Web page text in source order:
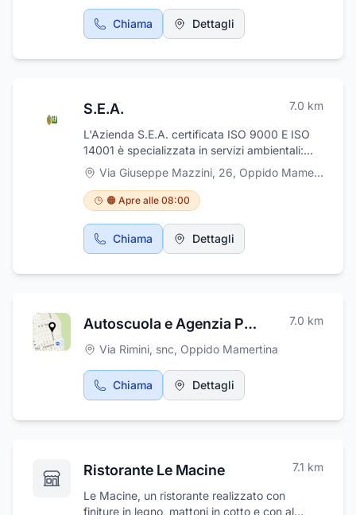
Chiama Dettagli
S.E.A. 7.0 km
L'Azienda S.E.A. certificata ISO 9000 E ISO
14001 è specializzata in servizi ambientali:
fornisce servizi di raccolta e trasporto di rifiuti
speciali e RSU; fornisce il noleggio di
autocompattatori, spazzatrici e
lavacassonetti; si occupa dello spazzamento
manuale e meccanico aree pubbliche e
private e del lavaggio cassonetti.
Via Giuseppe Mazzini, 26, Oppido Mamertina
🟠 Apre alle 08:00
Chiama Dettagli
Autoscuola e Agenzia Pratiche Auto di Pignataro Antonino S.a.s. 7.0 km
Via Rimini, snc, Oppido Mamertina
Chiama Dettagli
Ristorante Le Macine 7.1 km
Le Macine, un ristorante realizzato con
finiture in legno, mattoni in cotto e con al